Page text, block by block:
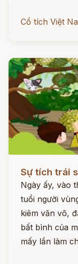
Cổ tích Việt
Sự tích trái
Ngày ấy, vào
tuổi người
kiêm văn võ,
bất bình của
mấy lần làm